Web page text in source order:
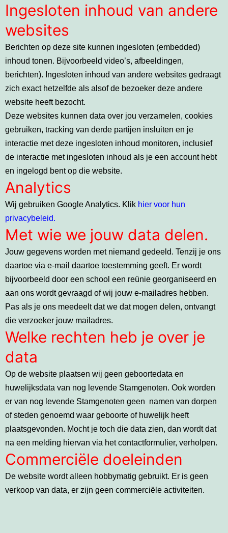
Ingesloten inhoud van andere
websites
Berichten op deze site kunnen ingesloten (embedded)
inhoud tonen. Bijvoorbeeld video’s, afbeeldingen,
berichten). Ingesloten inhoud van andere websites gedraagt
zich exact hetzelfde als alsof de bezoeker deze andere
website heeft bezocht.
Deze websites kunnen data over jou verzamelen, cookies
gebruiken, tracking van derde partijen insluiten en je
interactie met deze ingesloten inhoud monitoren, inclusief
de interactie met ingesloten inhoud als je een account hebt
en ingelogd bent op die website.
Analytics
Wij gebruiken Google Analytics. Klik hier voor hun
privacybeleid.
Met wie we jouw data delen.
Jouw gegevens worden met niemand gedeeld. Tenzij je ons
daartoe via e-mail daartoe toestemming geeft. Er wordt
bijvoorbeeld door een school een reünie georganiseerd en
aan ons wordt gevraagd of wij jouw e-mailadres hebben.
Pas als je ons meedeelt dat we dat mogen delen, ontvangt
die verzoeker jouw mailadres.
Welke rechten heb je over je
data
Op de website plaatsen wij geen geboortedata en
huwelijksdata van nog levende Stamgenoten. Ook worden
er van nog levende Stamgenoten geen namen van dorpen
of steden genoemd waar geboorte of huwelijk heeft
plaatsgevonden. Mocht je toch die data zien, dan wordt dat
na een melding hiervan via het contactformulier, verholpen.
Commerciële doeleinden
De website wordt alleen hobbymatig gebruikt. Er is geen
verkoop van data, er zijn geen commerciële activiteiten.